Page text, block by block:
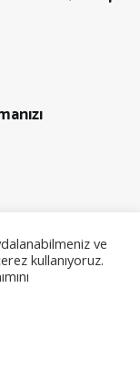
ve
kullanıyoruz.